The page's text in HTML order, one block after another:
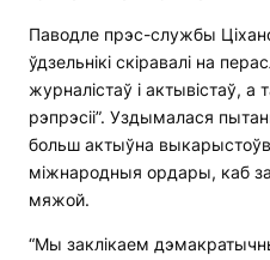
Паводле прэс-службы
ўдзельнікі скіравалі на
журналістаў і актывістаў,
рэпрэсіі”. Уздымалася
больш актыўна
міжнародныя ордары, каб
мяжой.
“Мы заклікаем